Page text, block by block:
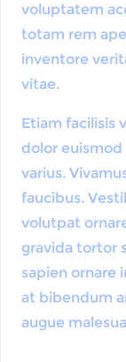
voluptatem
totam rem
inventore
vitae.
Etiam facilisis
dolor euismod
varius.
faucibus.
volutpat
gravida tortor
sapien ornare
at bibendum
augue